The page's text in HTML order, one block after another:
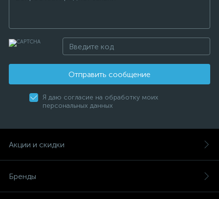
Отправить сообщение
Я даю согласие на обработку моих
персональных данных
Акции и скидки
Бренды